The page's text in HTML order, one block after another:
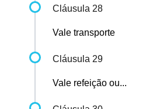
Cláusula 28
Vale transporte
Cláusula 29
Vale refeição ou...